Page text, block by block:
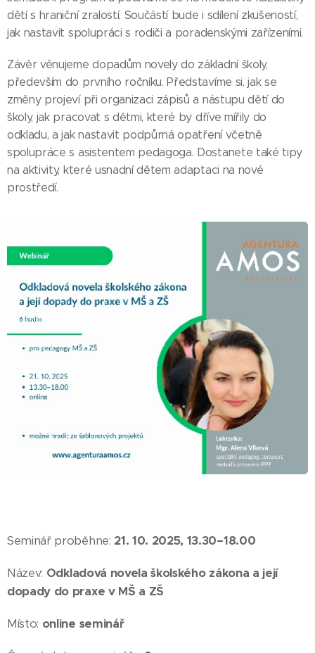
dětí s hraniční zralostí. Součástí bude i sdílení zkušeností,
jak nastavit spolupráci s rodiči a poradenskými zařízeními.
Závěr věnujeme dopadům novely do základní školy,
především do prvního ročníku. Představíme si, jak se
změny projeví při organizaci zápisů a nástupu dětí do
školy, jak pracovat s dětmi, které by dříve mířily do
odkladu, a jak nastavit podpůrná opatření včetně
spolupráce s asistentem pedagoga. Dostanete také tipy
na aktivity, které usnadní dětem adaptaci na nové
prostředí.
Seminář proběhne: 21. 10. 2025, 13.30–18.00
Název: Odkladová novela školského zákona a její
dopady do praxe v MŠ a ZŠ
Místo: online seminář